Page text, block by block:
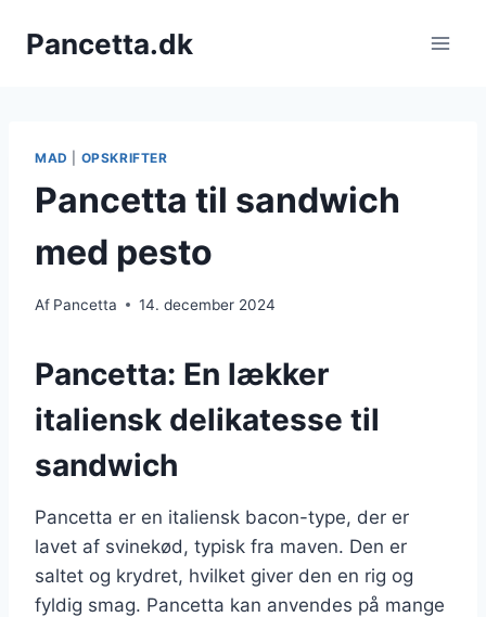
Pancetta.dk
MAD OPSKRIFTER
Pancetta til sandwich
med pesto
Af Pancetta 14. december 2024
Pancetta: En lækker
italiensk delikatesse til
sandwich
Pancetta er en italiensk bacon-type, der er
lavet af svinekød, typisk fra maven. Den er
saltet og krydret, hvilket giver den en rig og
fyldig smag. Pancetta kan anvendes på mange